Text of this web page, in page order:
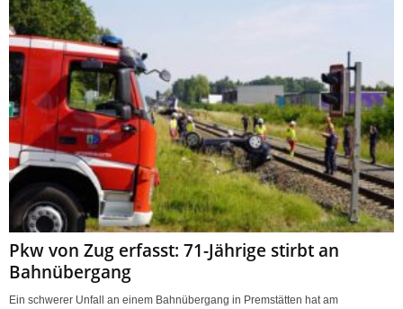
Pkw von Zug erfasst: 71-Jährige stirbt an
Bahnübergang
Ein schwerer Unfall an einem Bahnübergang in Premstätten hat am